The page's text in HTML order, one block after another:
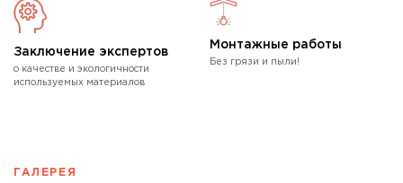
Заключение экспертов
о качестве и экологичности
используемых материалов
Монтажные работы
Без грязи и пыли!
ГАЛЕРЕЯ